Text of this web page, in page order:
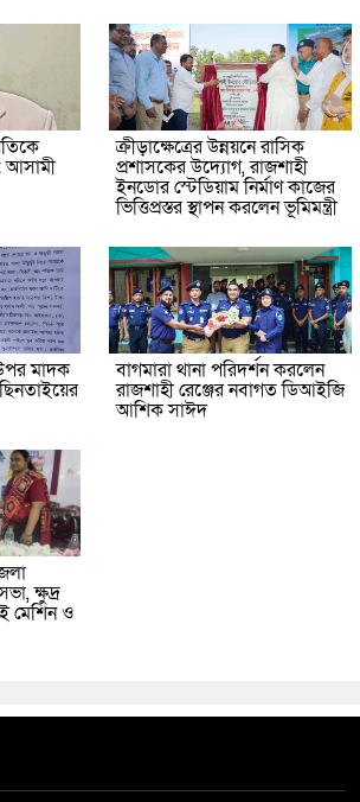
আসামী
ক্রীড়াক্ষেত্রের উন্নয়নে রাসিক
প্রশাসকের উদ্যোগ, রাজশাহী
ইনডোর স্টেডিয়াম নির্মাণ কাজের
ভিত্তিপ্রস্তর স্থাপন করলেন ভূমিমন্ত্রী
মাদক বাগমারা থানা পরিদর্শন করলেন
রাজশাহী রেঞ্জের নবাগত ডিআইজি
আশিক সাঈদ
ক্ষুদ্র
মেশিন ও